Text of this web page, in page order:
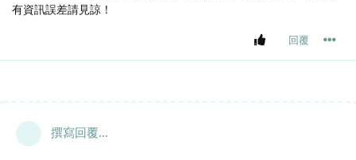
有資訊誤差請見諒！
回覆
撰寫回覆...